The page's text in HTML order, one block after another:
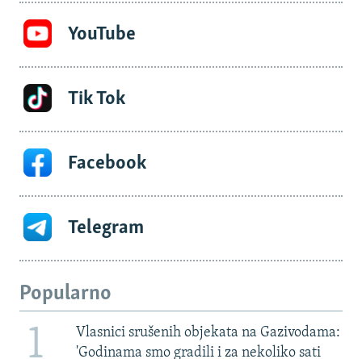
YouTube
Tik Tok
Facebook
Telegram
Popularno
1
Vlasnici srušenih objekata na Gazivodama:
'Godinama smo gradili i za nekoliko sati